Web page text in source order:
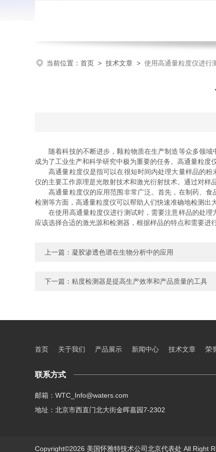
当前位置： 首页 > 技术文章 > 使用高通量粒度仪进行
随着科技的不断进步，颗粒物质在生产制造等众多领域
成为了工业生产和科学研究中极为重要的任务。高通量粒度
高通量粒度仪是指可以在很短时间内处理大量样品的粉
仪的主要工作原理是光散射技术和激光衍射技术。通过对样
高通量粒度仪的应用范围非常广泛。首先，在制药、食
检测等方面，高通量粒度仪可以帮助人们快速准确地检测出
在使用高通量粒度仪进行测试时，需要注意样品的处理
应该选择合适的激光源和检测器，根据样品的特点和需要进
上一篇： 凝胶渗透色谱在生物分析中的应用
下一篇： 粘度检测器是提高生产效率和产品质量的工具
首页 关于我们 产品展示 新闻中心 技术文章 荣
联系方式
邮箱：WTC_Info@waters.com
地址：北京市西直门北大街金晖嘉园7-2302
Copyright©2026 美国怀雅特技术公司北京代表处 All Right